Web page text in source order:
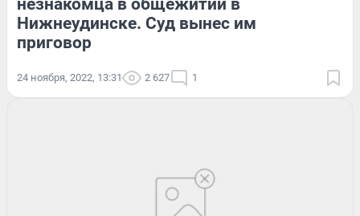
незнакомца в общежитии в
Нижнеудинске. Суд вынес им
приговор
24 ноября, 2022, 13:31 2 627 1